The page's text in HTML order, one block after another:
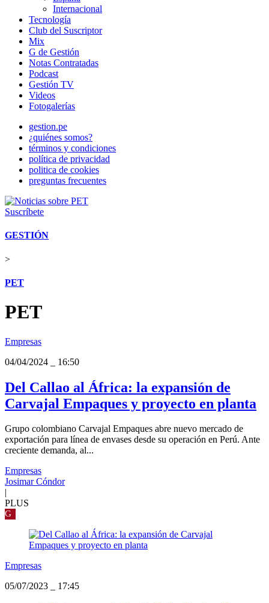
Internacional
Tecnología
Club del Suscriptor
Mix
G de Gestión
Notas Contratadas
Podcast
Gestión TV
Videos
Fotogalerías
gestion.pe
¿quiénes somos?
términos y condiciones
política de privacidad
politica de cookies
preguntas frecuentes
Suscríbete
GESTIÓN
>
PET
PET
Empresas
04/04/2024
16:50
Del Callao al África: la expansión de
Carvajal Empaques y proyecto en planta
Grupo colombiano Carvajal Empaques abre nuevo mercado de
exportación para línea de envases desde su operación en Perú. Ante
creciente demanda, al...
Empresas
Josimar Cóndor
PLUS
G
Empresas
05/07/2023
17:45